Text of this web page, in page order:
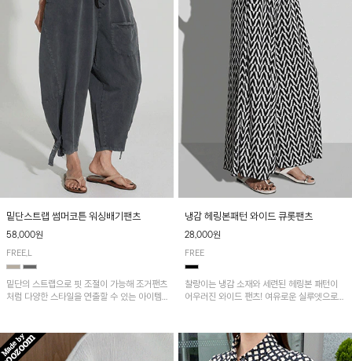
밑단스트랩 썸머코튼 워싱배기팬츠
58,000원
FREE,L
밑단의 스트랩으로 핏 조절이 가능해 조거팬츠
처럼 다양한 스타일을 연출할 수 있는 아이템!
냉감 헤링본패턴 와이드 큐롯팬츠
28,000원
FREE
찰랑이는 냉감 소재와 세련된 헤링본 패턴이
어우러진 와이드 팬츠! 여유로운 실루엣으로
다.